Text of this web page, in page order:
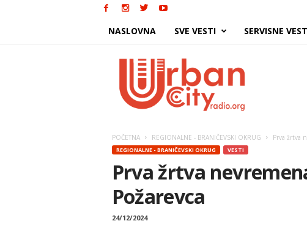
NASLOVNA SVE VESTI SERVISNE
POČETNA REGIONALNE - BRANIČEVSKI OKRUG Prva žrtva
REGIONALNE - BRANIČEVSKI OKRUG VESTI
Prva žrtva
Požarevca
24/12/2024